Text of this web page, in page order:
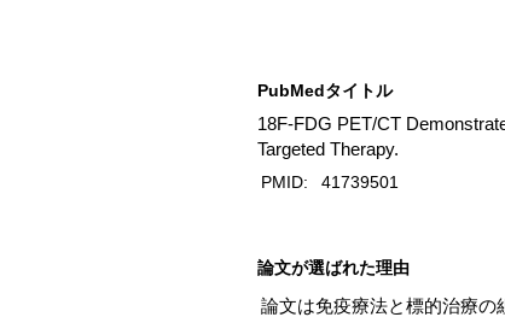
PubMedタイトル
18F-FDG PET/CT
Targeted Therapy.
PMID: 41739501
​論文が選ばれた理由
論文は免疫療法と標的治療の